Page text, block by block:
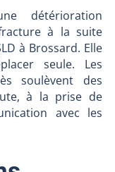
détérioration
à la suite
à Brossard. Elle
seule. Les
soulèvent des
à la prise de
avec les